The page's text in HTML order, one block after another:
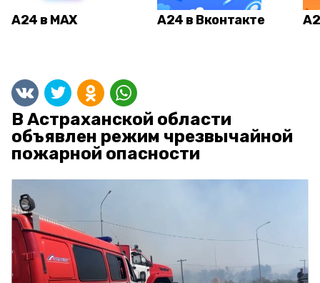
А24 в MAX А24 в Вконтакте
В Астраханской области
объявлен режим чрезвычайной
пожарной опасности